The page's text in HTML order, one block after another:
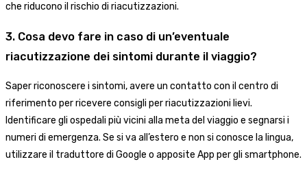
che riducono il rischio di riacutizzazioni.
3. Cosa devo fare in caso di un’eventuale
riacutizzazione dei sintomi durante il viaggio?
Saper riconoscere i sintomi, avere un contatto con il centro di
riferimento per ricevere consigli per riacutizzazioni lievi.
Identificare gli ospedali più vicini alla meta del viaggio e segnarsi i
numeri di emergenza. Se si va all’estero e non si conosce la lingua,
utilizzare il traduttore di Google o apposite App per gli smartphone.